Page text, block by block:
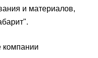
и материалов,
компании